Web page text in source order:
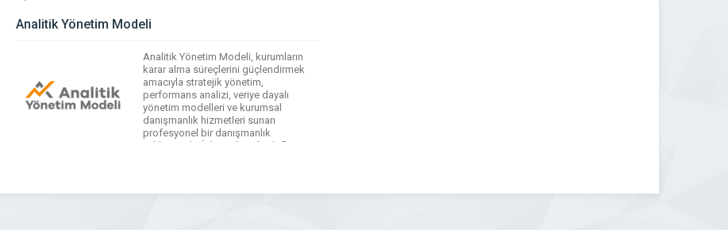
Analitik Yönetim Modeli
Analitik Yönetim Modeli, kurumların
karar alma süreçlerini güçlendirmek
amacıyla stratejik yönetim,
performans analizi, veriye dayalı
yönetim modelleri ve kurumsal
danışmanlık hizmetleri sunan
profesyonel bir danışmanlık
yaklaşımıdır. İşletmelerin hedeflerine
yönetim çözümleri üretir. Analitik